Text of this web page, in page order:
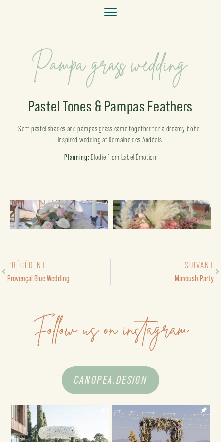
Pampa grass wedding
Pastel Tones & Pampas Feathers
Soft pastel shades and pampas grass came together for a dreamy, boho-
inspired wedding at Domaine des Andéols.
Planning: Elodie from Label Émotion
PRÉCÉDENT
Provençal Blue Wedding
SUIVANT
Manoush Party
Follow us on instagram
CANOPEA.DESIGN